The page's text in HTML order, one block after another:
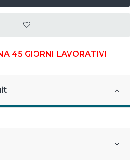
45 GIORNI LAVORATIVI